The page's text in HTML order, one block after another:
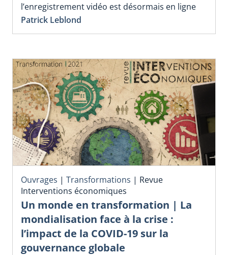
l’enregistrement vidéo est désormais en ligne
Patrick Leblond
Ouvrages | Transformations | Revue
Interventions économiques
Un monde en transformation | La
mondialisation face à la crise :
l’impact de la COVID-19 sur la
gouvernance globale